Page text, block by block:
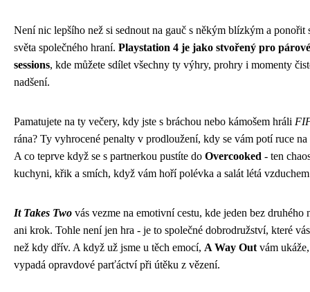
Není nic lepšího než si sednout na gauč s někým blízkým a ponořit
světa společného hraní. Playstation 4 je jako stvořený pro
sessions, kde můžete sdílet všechny ty výhry, prohry i momenty
nadšení.
Pamatujete na ty večery, kdy jste s bráchou nebo kámošem hráli
rána? Ty vyhrocené penalty v prodloužení, kdy se vám potí ruce na
A co teprve když se s partnerkou pustíte do Overcooked - ten
kuchyni, křik a smích, když vám hoří polévka a salát létá
It Takes Two vás vezme na emotivní cestu, kde jeden bez druhého
ani krok. Tohle není jen hra - je to společné dobrodružství, které
než kdy dřív. A když už jsme u těch emocí, A Way Out vám
vypadá opravdové parťáctví při útěku z vězení.